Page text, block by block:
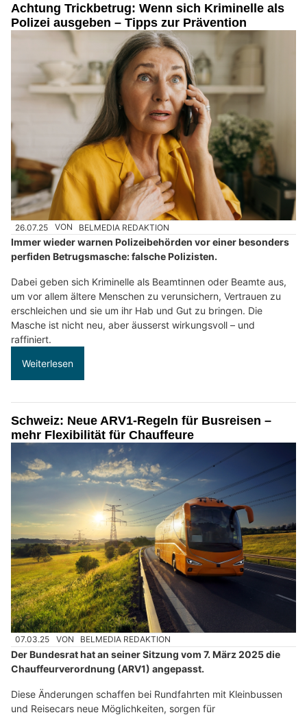
Achtung Trickbetrug: Wenn sich Kriminelle als
Polizei ausgeben – Tipps zur Prävention
26.07.25 VON BELMEDIA REDAKTION
Immer wieder warnen Polizeibehörden vor einer besonders
perfiden Betrugsmasche: falsche Polizisten.
Dabei geben sich Kriminelle als Beamtinnen oder Beamte aus,
um vor allem ältere Menschen zu verunsichern, Vertrauen zu
erschleichen und sie um ihr Hab und Gut zu bringen. Die
Masche ist nicht neu, aber äusserst wirkungsvoll – und
raffiniert.
Weiterlesen
Schweiz: Neue ARV1-Regeln für Busreisen –
mehr Flexibilität für Chauffeure
07.03.25 VON BELMEDIA REDAKTION
Der Bundesrat hat an seiner Sitzung vom 7. März 2025 die
Chauffeurverordnung (ARV1) angepasst.
Diese Änderungen schaffen bei Rundfahrten mit Kleinbussen
und Reisecars neue Möglichkeiten, sorgen für